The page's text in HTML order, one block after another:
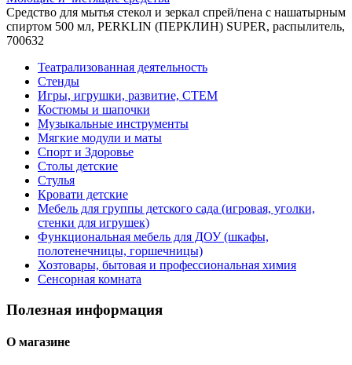
Средство для мытья стекол и зеркал спрей/пена с нашатырным
спиртом 500 мл, PERKLIN (ПЕРКЛИН) SUPER, распылитель,
700632
Театрализованная деятельность
Стенды
Игры, игрушки, развитие, СТЕМ
Костюмы и шапочки
Музыкальные инструменты
Мягкие модули и маты
Спорт и Здоровье
Столы детские
Стулья
Кровати детские
Мебель для группы детского сада (игровая, уголки,
стенки для игрушек)
Функциональная мебель для ДОУ (шкафы,
полотенечницы, горшечницы)
Хозтовары, бытовая и профессиональная химия
Сенсорная комната
Полезная информация
О магазине